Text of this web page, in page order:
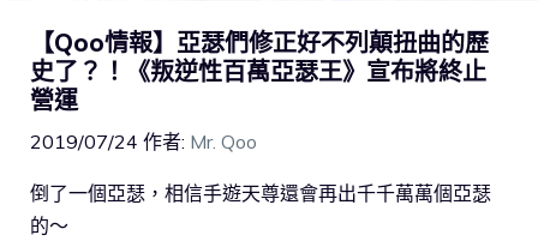
【Qoo情報】亞瑟們修正好不列顛扭曲的歷
史了？！《叛逆性百萬亞瑟王》宣布將終止
營運
2019/07/24 作者: Mr. Qoo
倒了一個亞瑟，相信手遊天尊還會再出千千萬萬個亞瑟
的～